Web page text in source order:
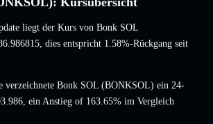
liegt der Kurs von Bonk SOL
, dies entspricht 1.58%-Rückgang seit
verzeichnete Bonk SOL (BONKSOL) ein 24-
, ein Anstieg of 163.65% im Vergleich